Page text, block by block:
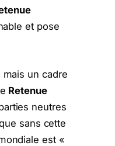
et pose
mais un cadre
Retenue
neutres
sans cette
est «